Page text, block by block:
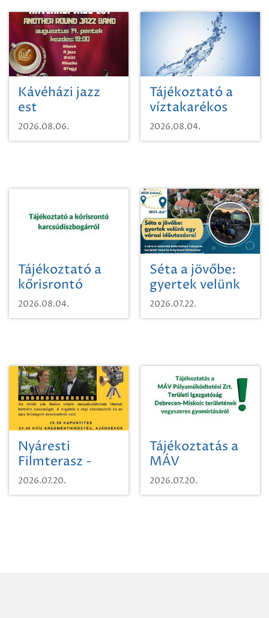
Kávéházi jazz
est
2026.08.06.
Tájékoztató a
víztakarékos
vízhasználatról
2026.08.04.
Tájékoztató a
kőrisrontó
karcsúdíszbogárról
2026.08.04.
Séta a jövőbe:
gyertek velünk
egy városi
időutazásra!
2026.07.22.
Nyáresti
Filmterasz -
Beugró a
Paradicsomba
2026.07.20.
Tájékoztatás a
MÁV
Pályaműködtetési
Zrt. Területi
2026.07.20.